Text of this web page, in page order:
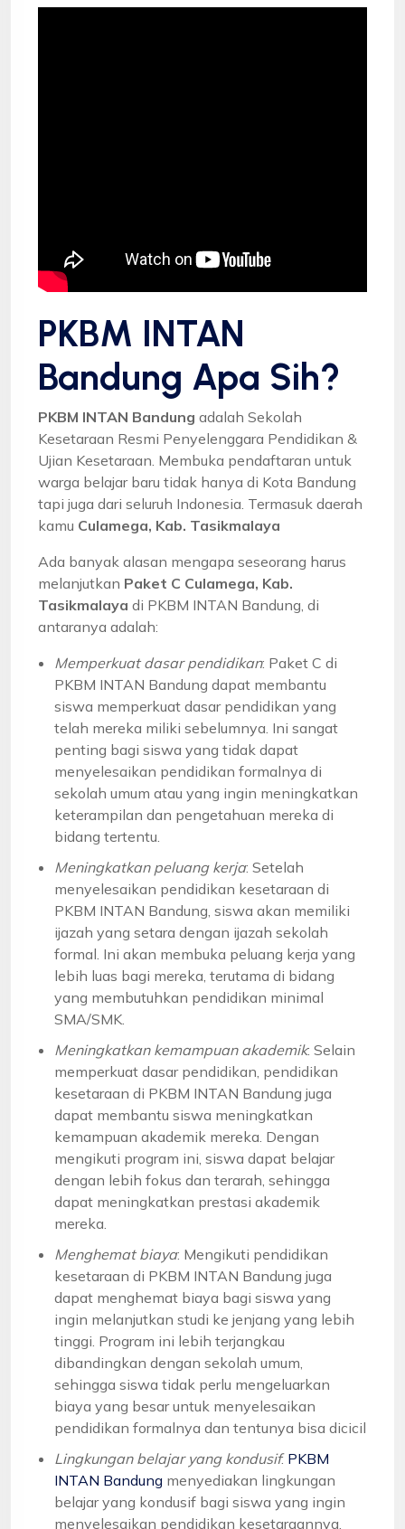
PKBM INTAN
Bandung Apa Sih?
PKBM INTAN Bandung adalah Sekolah
Kesetaraan Resmi Penyelenggara Pendidikan &
Ujian Kesetaraan. Membuka pendaftaran untuk
warga belajar baru tidak hanya di Kota Bandung
tapi juga dari seluruh Indonesia. Termasuk daerah
kamu Culamega, Kab. Tasikmalaya
Ada banyak alasan mengapa seseorang harus
melanjutkan Paket C Culamega, Kab.
Tasikmalaya di PKBM INTAN Bandung, di
antaranya adalah:
Memperkuat dasar pendidikan: Paket C di
PKBM INTAN Bandung dapat membantu
siswa memperkuat dasar pendidikan yang
telah mereka miliki sebelumnya. Ini sangat
penting bagi siswa yang tidak dapat
menyelesaikan pendidikan formalnya di
sekolah umum atau yang ingin meningkatkan
keterampilan dan pengetahuan mereka di
bidang tertentu.
Meningkatkan peluang kerja: Setelah
menyelesaikan pendidikan kesetaraan di
PKBM INTAN Bandung, siswa akan memiliki
ijazah yang setara dengan ijazah sekolah
formal. Ini akan membuka peluang kerja yang
lebih luas bagi mereka, terutama di bidang
yang membutuhkan pendidikan minimal
SMA/SMK.
Meningkatkan kemampuan akademik: Selain
memperkuat dasar pendidikan, pendidikan
kesetaraan di PKBM INTAN Bandung juga
dapat membantu siswa meningkatkan
kemampuan akademik mereka. Dengan
mengikuti program ini, siswa dapat belajar
dengan lebih fokus dan terarah, sehingga
dapat meningkatkan prestasi akademik
mereka.
Menghemat biaya: Mengikuti pendidikan
kesetaraan di PKBM INTAN Bandung juga
dapat menghemat biaya bagi siswa yang
ingin melanjutkan studi ke jenjang yang lebih
tinggi. Program ini lebih terjangkau
dibandingkan dengan sekolah umum,
sehingga siswa tidak perlu mengeluarkan
biaya yang besar untuk menyelesaikan
pendidikan formalnya dan tentunya bisa dicicil
Lingkungan belajar yang kondusif: PKBM
INTAN Bandung menyediakan lingkungan
belajar yang kondusif bagi siswa yang ingin
menyelesaikan pendidikan kesetaraannya.